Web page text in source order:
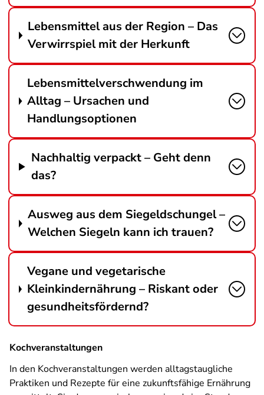
Lebensmittel aus der Region – Das
Verwirrspiel mit der Herkunft
Lebensmittelverschwendung im
Alltag – Ursachen und
Handlungsoptionen
Nachhaltig verpackt – Geht denn
das?
Ausweg aus dem Siegeldschungel –
Welchen Siegeln kann ich trauen?
Vegane und vegetarische
Kleinkindernährung – Riskant oder
gesundheitsfördernd?
Kochveranstaltungen
In den Kochveranstaltungen werden alltagstaugliche
Praktiken und Rezepte für eine zukunftsfähige Ernährung